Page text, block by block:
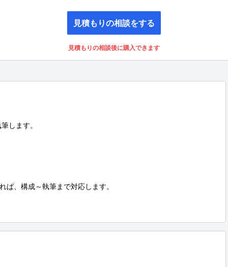
見積もりの相談をする
見積もりの相談後に購入できます
します。
ば、構成～執筆まで対応します。